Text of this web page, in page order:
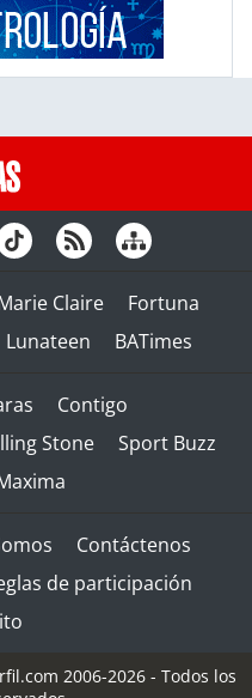
Claire
Fortuna
Lunateen BATimes
Contigo
Stone
Sport Buzz
Contáctenos
de participación
2006-2026 - Todos los